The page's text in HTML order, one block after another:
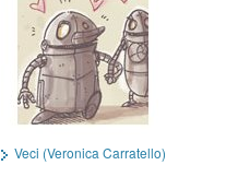
Veci (Veronica Carratello)